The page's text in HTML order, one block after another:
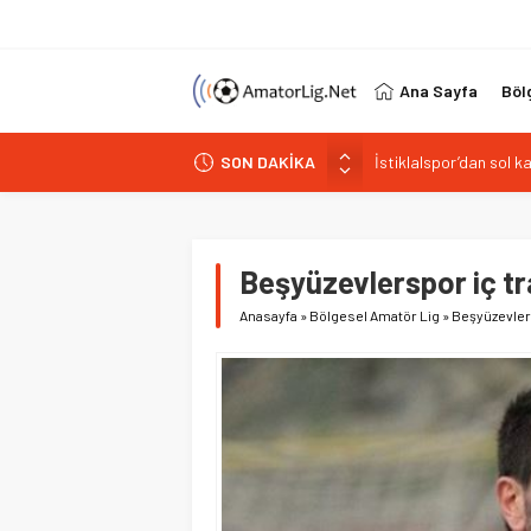
Ana Sayfa
SON DAKİKA
Paşabahçespor’da
İstanbul Gençlerbirliği
Kuzeyin Kaplanları
Beşyüzevlerspor iç
Anasayfa » Bölgesel Amatör Lig »